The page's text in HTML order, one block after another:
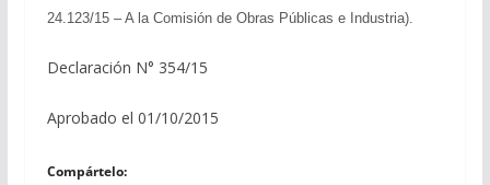
24.123/15 – A la Comisión de Obras Públicas e Industria).
Declaración N° 354/15
Aprobado el 01/10/2015
Compártelo: